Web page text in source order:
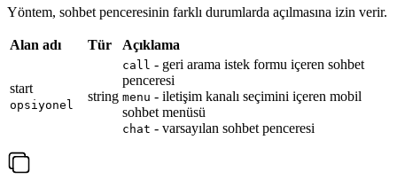
Yöntem, sohbet penceresinin farklı durumlarda açılmasına izin verir.
Alan adı Tür Açıklama
start
opsiyonel
string
call - geri arama istek formu içeren sohbet
penceresi
menu - iletişim kanalı seçimini içeren mobil
sohbet menüsü
chat - varsayılan sohbet penceresi